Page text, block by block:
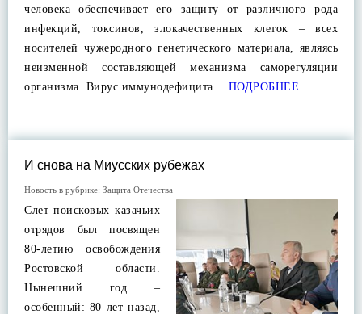
человека обеспечивает его защиту от различного рода
инфекций, токсинов, злокачественных клеток – всех
носителей чужеродного генетического материала, являясь
неизменной составляющей механизма саморегуляции
организма. Вирус иммунодефицита… ПОДРОБНЕЕ
И снова на Миусских рубежах
Новость в рубрике: Защита Отечества
Слет поисковых казачьих
отрядов был посвящен
80-летию освобождения
Ростовской области.
Нынешний год –
особенный: 80 лет назад,